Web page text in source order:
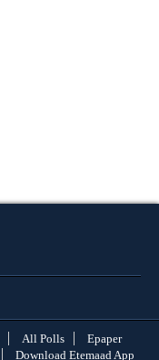
All Polls
Epaper
Download Etemaad App